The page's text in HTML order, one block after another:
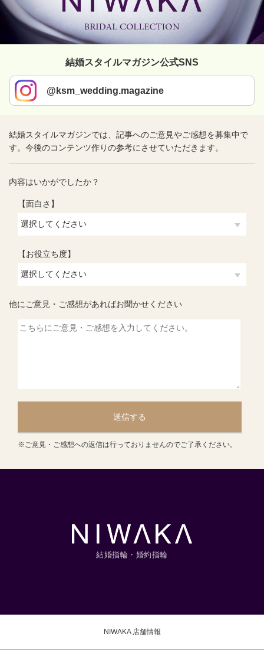
結婚スタイルマガジン公式SNS
@ksm_wedding.magazine
結婚スタイルマガジンでは、記事へのご意見やご感想を募集中で
す。今後のコンテンツ作りの参考にさせていただきます。
内容はいかがでしたか？
【面白さ】
【お役立ち度】
他にご意見・ご感想があればお聞かせください
送信する
※ご意見・ご感想への返信は行っておりませんのでご了承ください。
結婚指輪・婚約指輪
NIWAKA 店舗情報